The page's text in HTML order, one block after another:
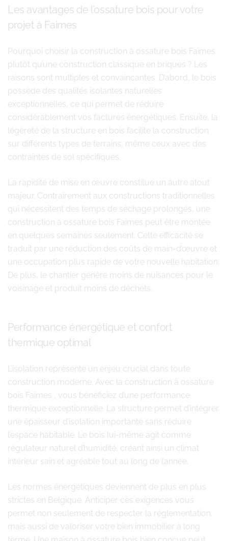
Les avantages de l’ossature bois pour votre
projet à Faimes
Pourquoi choisir la construction à ossature bois Faimes
plutôt qu’une construction classique en briques ? Les
raisons sont multiples et convaincantes. D’abord, le bois
possède des qualités isolantes naturelles
exceptionnelles, ce qui permet de réduire
considérablement vos factures énergétiques. Ensuite, la
légèreté de la structure en bois facilite la construction
sur différents types de terrains, même ceux avec des
contraintes de sol spécifiques.
La rapidité de mise en œuvre constitue un autre atout
majeur. Contrairement aux constructions traditionnelles
qui nécessitent des temps de séchage prolongés, une
construction à ossature bois Faimes peut être montée
en quelques semaines seulement. Cette efficacité se
traduit par une réduction des coûts de main-d’œuvre et
une occupation plus rapide de votre nouvelle habitation.
De plus, le chantier génère moins de nuisances pour le
voisinage et produit moins de déchets.
Performance énergétique et confort
thermique optimal
L’isolation représente un enjeu crucial dans toute
construction moderne. Avec la construction à ossature
bois Faimes , vous bénéficiez d’une performance
thermique exceptionnelle. La structure permet d’intégrer
une épaisseur d’isolation importante sans réduire
l’espace habitable. Le bois lui-même agit comme
régulateur naturel d’humidité, créant ainsi un climat
intérieur sain et agréable tout au long de l’année.
Les normes énergétiques deviennent de plus en plus
strictes en Belgique. Anticiper ces exigences vous
permet non seulement de respecter la réglementation,
mais aussi de valoriser votre bien immobilier à long